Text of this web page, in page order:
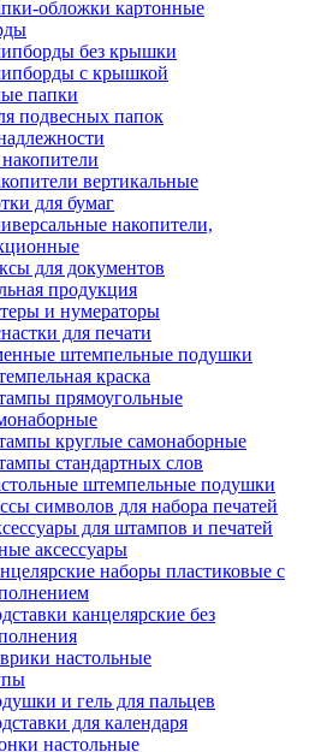
обложки картонные
без крышки
с крышкой
папки
подвесных папок
вертикальные
для бумаг
накопители,
для документов
продукция
и нумераторы
для печати
штемпельные подушки
краска
прямоугольные
круглые самонаборные
стандартных слов
штемпельные подушки
символов для набора печатей
для штампов и печатей
аксессуары
наборы пластиковые с
канцелярские без
настольные
и гель для пальцев
для календаря
настольные